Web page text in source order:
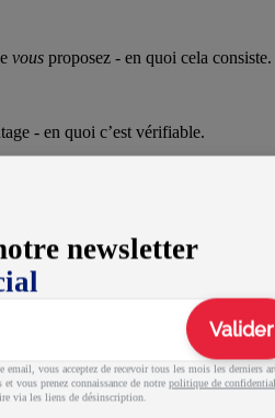
newsletter
Valider
email, vous acceptez de recevoir tous les mois les derniers
vous prenez connaissance de notre politique de
via les liens de désinscription.
vousproposez - en quoi cela consiste.
- en quoi c’est vérifiable.
du point de vue de l’autre partie -